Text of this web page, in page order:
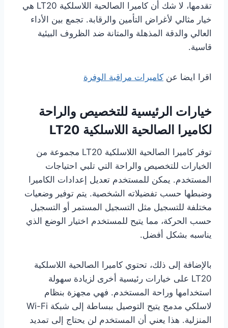
تقدمها، لا شك أن كاميرا الصالحية اللاسلكية LT20 هي
خيار مثالي لأغراض التأمين والرقابة. تجمع بين الأداء
العالي والدقة المذهلة والمتانة ضد الظروف البيئية
قاسية.
اقرا ايضا عن كاميرات مراقبة الوفرة
خيارات الرئيسية للتخصيص والراحة
لكاميرا الصالحية اللاسلكية LT20
توفر كاميرا الصالحية اللاسلكية LT20 مجموعة من
الخيارات للتخصيص والراحة التي تلبي احتياجات
المستخدم. يمكن للمستخدم تعديل إعدادات الكاميرا
وضبطها حسب تفضيلاته الشخصية. يتم توفير وضعيات
مختلفة للتسجيل مثل التسجيل المستمر أو التسجيل
حسب الحركة، مما يتيح للمستخدم اختيار الوضع الذي
يناسبه بشكل أفضل.
بالإضافة إلى ذلك، تحتوي كاميرا الصالحية اللاسلكية
LT20 على خيارات رئيسية أخرى لزيادة سهولة
استخدامها وراحة المستخدم. فهي مجهزة بنظام
لاسلكي مدمج يتيح التوصيل ببساطة إلى شبكة Wi-Fi
المنزلية. هذا يعني أن المستخدم لن يحتاج إلى تمديد